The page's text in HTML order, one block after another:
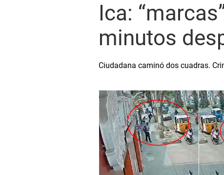
Ica:
minutos
Ciudadana caminó dos cuadras.